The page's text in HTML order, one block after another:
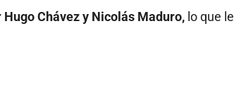
Chávez y Nicolás Maduro, lo que le